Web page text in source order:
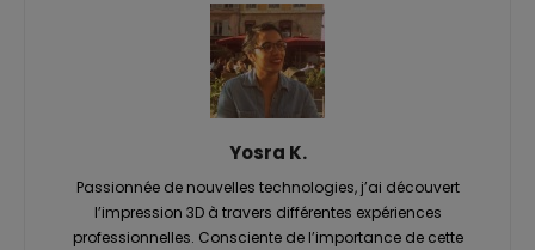
Yosra K.
Passionnée de nouvelles technologies, j’ai découvert
l’impression 3D à travers différentes expériences
professionnelles. Consciente de l’importance de cette